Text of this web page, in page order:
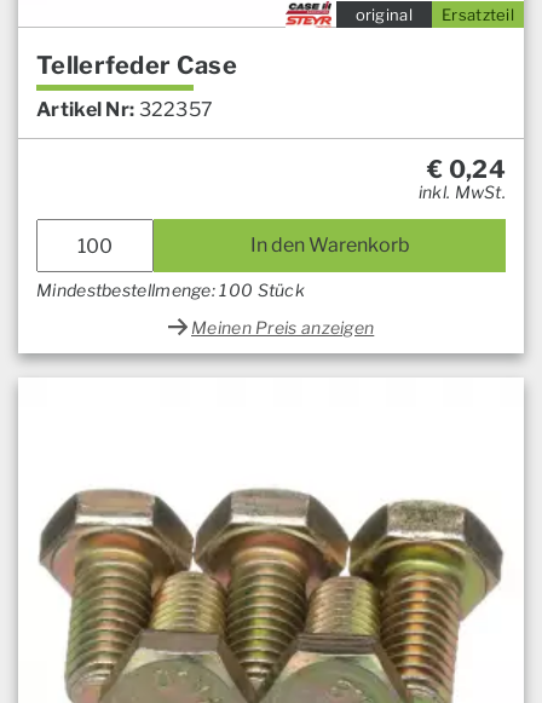
Ersatzteil
original
Tellerfeder Case
Artikel Nr: 322357
€ 0,24
inkl. MwSt.
In den Warenkorb
Mindestbestellmenge: 100 Stück
Meinen Preis anzeigen